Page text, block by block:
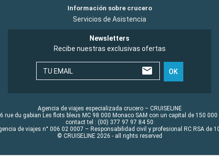
Información sobre crucero
Servicios de Asistencia
Newsletters
Recibe nuestras exclusivas ofertas
TU EMAIL OK
Agencia de viajes especializada crucero – CRUISELINE
rue du gabian Les flots bleus MC 98 000 Monaco SAM con un capital de 150 000
contact tel : (00) 377 97 97 84 50
de viajes n° 006 02 0007 – Responsabilidad civil y profesional RC RSA de
© CRUISELINE 2026 - all rights reserved